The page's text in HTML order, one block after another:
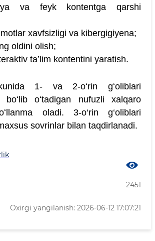
va feyk kontentga qarshi
xavfsizligi va kibergigiyena;
oldini olish;
ta’lim kontentini yaratish.
1- va 2-oʻrin gʻoliblari
boʻlib oʻtadigan nufuzli xalqaro
oladi. 3-o‘rin g‘oliblari
sovrinlar bilan taqdirlanadi.
2451
Oxirgi yangilanish: 2026-06-12 17:07:21